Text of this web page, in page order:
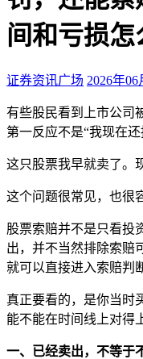
间和亏损怎
证券资讯广场 2026年06
有些股民看到上市公司
第一反应不是“我现在
这只股票我早就卖了。
这个问题很常见，也很
股票索赔并不是只看投
出，并不当然排除索赔
就可以直接进入索赔判
真正要看的，是你当时
能不能在时间线上对得
一、已经卖出，不等于